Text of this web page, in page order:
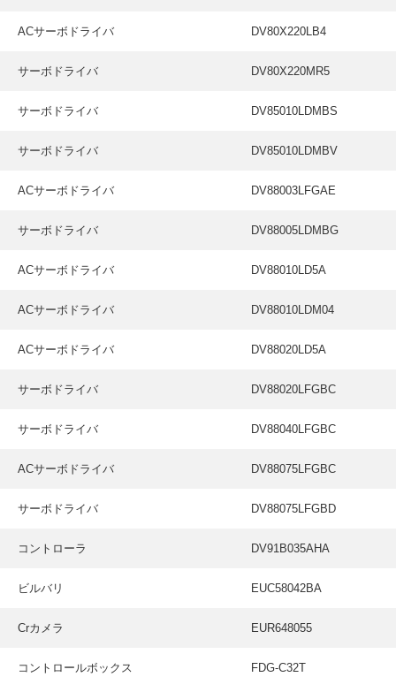
ACサーボドライバ DV80X220LB4
サーボドライバ DV80X220MR5
サーボドライバ DV85010LDMBS
サーボドライバ DV85010LDMBV
ACサーボドライバ DV88003LFGAE
サーボドライバ DV88005LDMBG
ACサーボドライバ DV88010LD5A
ACサーボドライバ DV88010LDM04
ACサーボドライバ DV88020LD5A
サーボドライバ DV88020LFGBC
サーボドライバ DV88040LFGBC
ACサーボドライバ DV88075LFGBC
サーボドライバ DV88075LFGBD
コントローラ DV91B035AHA
ビルバリ EUC58042BA
Crカメラ EUR648055
コントロールボックス FDG-C32T